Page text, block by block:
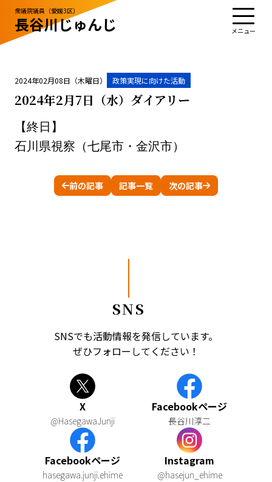
衆議院議員（愛媛3区）
長谷川じゅんじ
TOPプロフィール活動・実績
政治姿勢お知らせ応援するお問い合わせ
お知らせ
お問い合わせ
2024年02月08日（木曜日） 政策実現に向けた活動
2024年2月7日（水）ダイアリー
【終日】
石川県視察（七尾市・金沢市）
前の記事 記事一覧 次の記事
SNS
SNSでも活動情報を発信しています。
ぜひフォローしてください！
X
@HasegawaJunji
Facebookページ
長谷川淳二
Facebookページ
hasegawa.junji.ehime
Instagram
@hasejun_ehime